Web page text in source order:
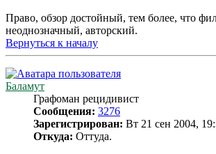
Право, обзор достойный, тем более, что
неоднозначный, авторский.
Вернуться к началу
Баламут
Графоман рецидивист
Сообщения: 3276
Зарегистрирован: Вт 21 сен 2004,
Откуда: Оттуда.